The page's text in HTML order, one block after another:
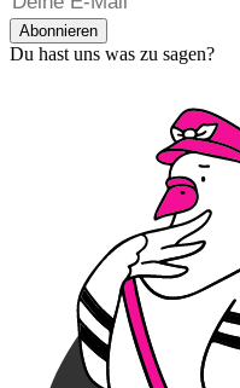
Abonnieren
Du hast uns was zu sagen?